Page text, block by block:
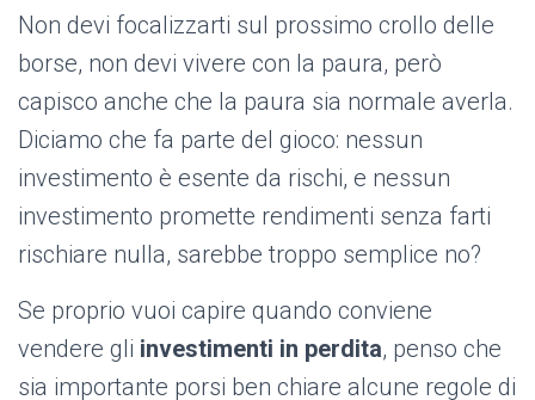
Non devi focalizzarti sul prossimo crollo delle
borse, non devi vivere con la paura, però
capisco anche che la paura sia normale averla.
Diciamo che fa parte del gioco: nessun
investimento è esente da rischi, e nessun
investimento promette rendimenti senza farti
rischiare nulla, sarebbe troppo semplice no?
Se proprio vuoi capire quando conviene
vendere gli investimenti in perdita, penso che
sia importante porsi ben chiare alcune regole di